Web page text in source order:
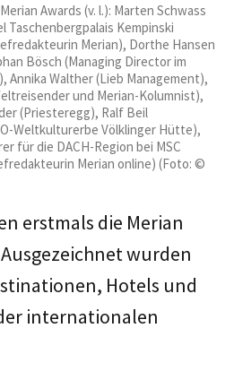
Awards (v. l.): Marten Schwass
Taschenbergpalais Kempinski
Merian), Dorthe Hansen
Bösch (Managing Director im
Annika Walther (Lieb Management),
und Merian-Kolumnist),
(Priesteregg), Ralf Beil
Weltkulturerbe Völklinger Hütte),
für die DACH-Region bei MSC
Merian online) (Foto: ©
erstmals die Merian
wurden
Hotels und
internationalen